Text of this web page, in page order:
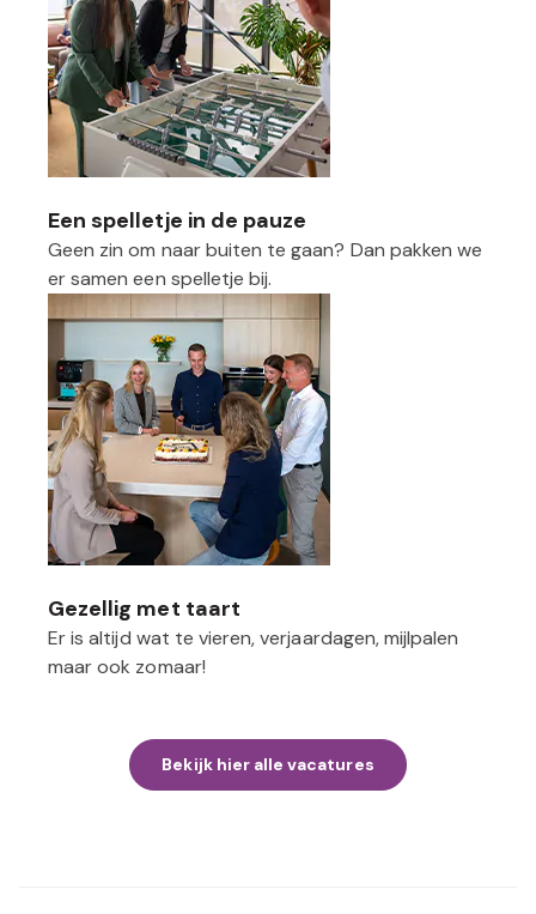
Een spelletje in de pauze
Geen zin om naar buiten te gaan? Dan pakken we
er samen een spelletje bij.
Gezellig met taart
Er is altijd wat te vieren, verjaardagen, mijlpalen
maar ook zomaar!
Bekijk hier alle vacatures